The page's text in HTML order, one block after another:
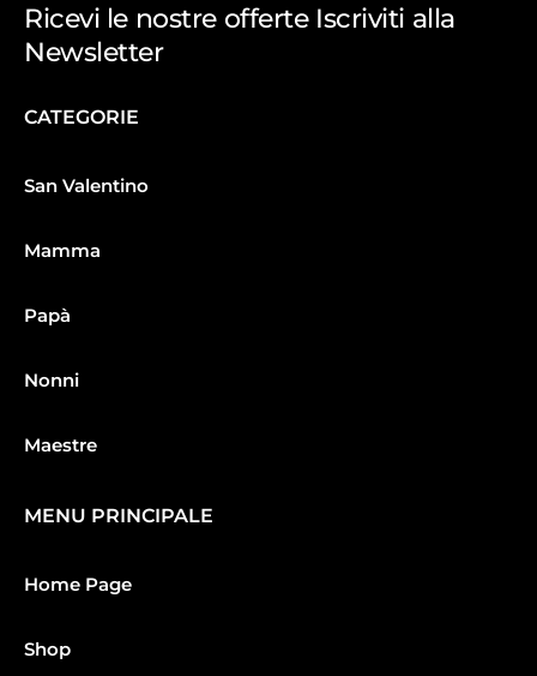
Ricevi le nostre offerte Iscriviti alla
Newsletter
CATEGORIE
San Valentino
Mamma
Papà
Nonni
Maestre
MENU PRINCIPALE
Home Page
Shop